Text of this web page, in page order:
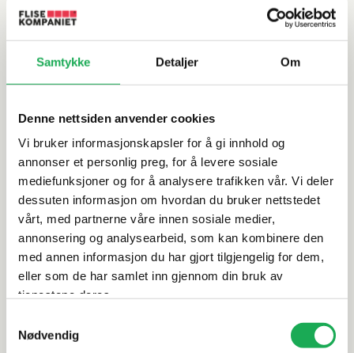
Samtykke Detaljer Om
Denne nettsiden anvender cookies
Vi bruker informasjonskapsler for å gi innhold og
annonser et personlig preg, for å levere sosiale
mediefunksjoner og for å analysere trafikken vår. Vi deler
dessuten informasjon om hvordan du bruker nettstedet
vårt, med partnerne våre innen sosiale medier,
annonsering og analysearbeid, som kan kombinere den
med annen informasjon du har gjort tilgjengelig for dem,
eller som de har samlet inn gjennom din bruk av
tjenestene deres.
Nødvendig
Bestillingsvare
Bestillingsvare
På lager i 1 butikk
Planspeil m/ramme
ØYRI 100x60, Sort
matt
LINN BAD +1 farge
1 888,–
Før2 360,–
Planspeil m/ramme
ØYRI 100x60, Børstet
messing
LINN BAD
1 888,–
Før2 360,–